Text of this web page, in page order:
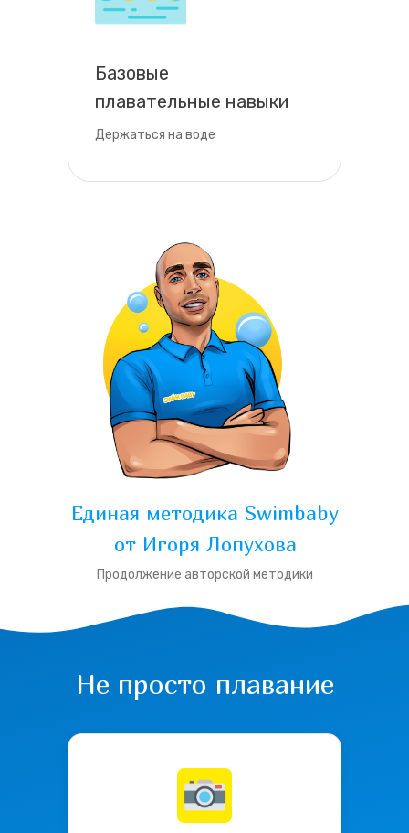
Базовые
плавательные навыки
Держаться на воде
Единая методика Swimbaby
от Игоря Лопухова
Продолжение авторской методики
Не просто плавание